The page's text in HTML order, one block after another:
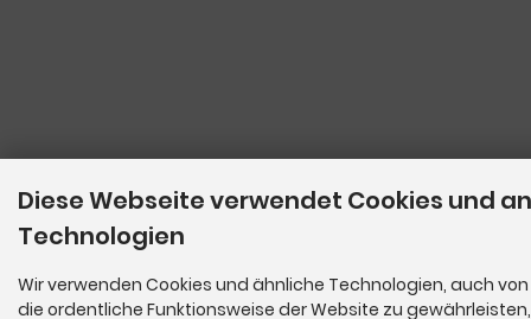
Diese Webseite verwendet Cookies und
Technologien
Wir verwenden Cookies und ähnliche Technologien, auch
die ordentliche Funktionsweise der Website zu